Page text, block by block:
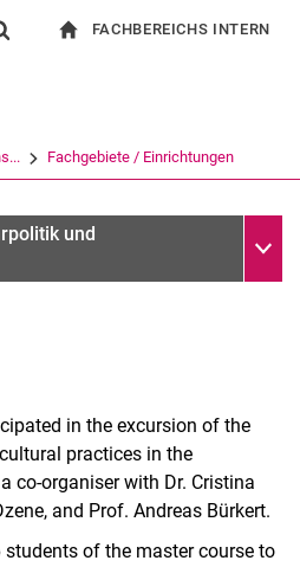
Springe direkt zu: Inhalt
Springe direkt zu: Suche
Springe direkt zu:
(öffnet externen Link in einem
FACHBEREICHS INTERN
Fachgebiete / Einrichtungen
und
in the excursion of the
practices in the
co-organiser with Dr. Cristina
and Prof. Andreas Bürkert.
of the master course to